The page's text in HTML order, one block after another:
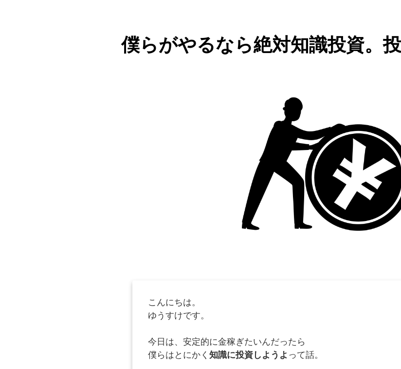
僕らがやるなら絶対知識投資。
こんにちは。
ゆうすけです。
今日は、安定的に金稼ぎたいんだったら
僕らはとにかく 知識に投資しようよ って話。